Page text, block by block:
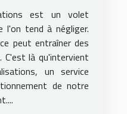
est un volet
l'on tend à négliger.
peut entraîner des
C'est là qu'intervient
un service
de notre